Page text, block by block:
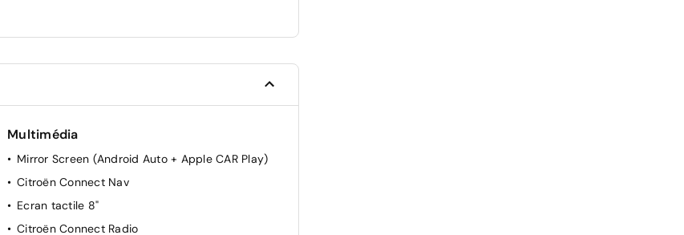
Multimédia
Mirror Screen (Android Auto + Apple CAR Play)
Citroën Connect Nav
Ecran tactile 8"
Citroën Connect Radio